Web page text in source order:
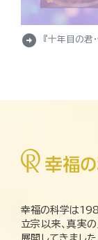
arrow_circle_right 『十年目の君
幸福の科学は
立宗以来、真実
展開してきまし